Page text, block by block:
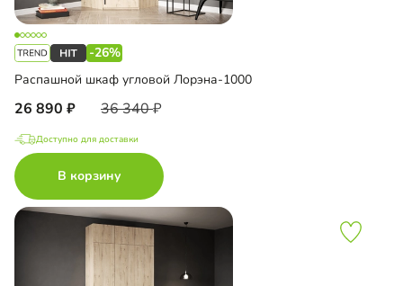
-26%
Распашной шкаф угловой Лорэна-1000
26 890 36 340
Доступно для доставки
В корзину